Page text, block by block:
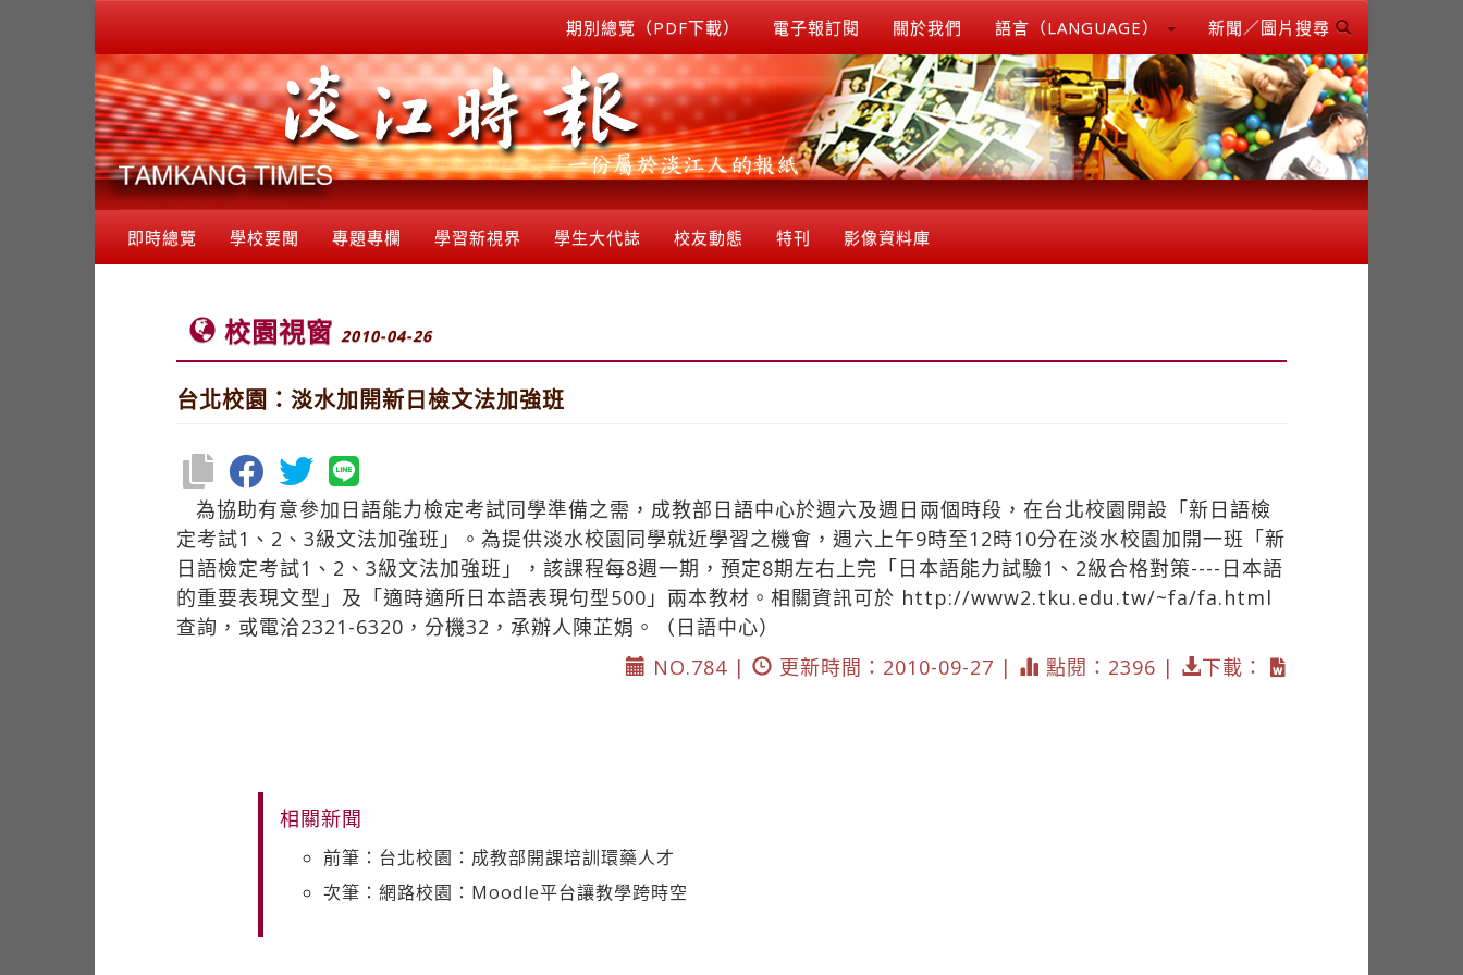
期別總覽（PDF下載） 電子報訂閱 關於我們 語言（LANGUAGE） 新聞／圖片搜尋
即時總覽 學校要聞 專題專欄 學習新視界 學生大代誌 校友動態 特刊 影像資料庫
校園視窗 2010-04-26
台北校園：淡水加開新日檢文法加強班
為協助有意參加日語能力檢定考試同學準備之需，成教部日語中心於週六及週日兩個時段，在台北校園開設「新日語檢
定考試1、2、3級文法加強班」。為提供淡水校園同學就近學習之機會，週六上午9時至12時10分在淡水校園加開一班「新
日語檢定考試1、2、3級文法加強班」，該課程每8週一期，預定8期左右上完「日本語能力試驗1、2級合格對策----日本語
的重要表現文型」及「適時適所日本語表現句型500」兩本教材。相關資訊可於 http://www2.tku.edu.tw/~fa/fa.html
查詢，或電洽2321-6320，分機32，承辦人陳芷娟。（日語中心）
NO.784 |
更新時間：2010-09-27 | 點閱：2396 | 下載：
相關新聞
前筆：台北校園：成教部開課培訓環藥人才
次筆：網路校園：Moodle平台讓教學跨時空